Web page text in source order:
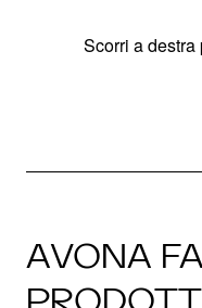
Scorri a
AVONA